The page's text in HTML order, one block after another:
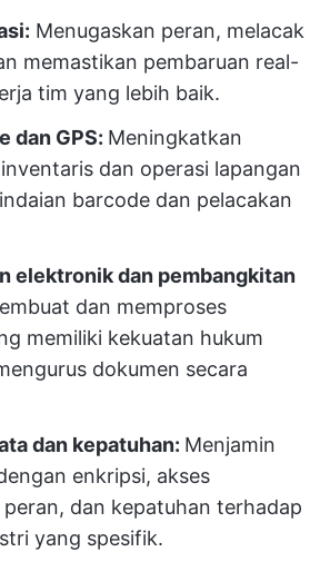
Menugaskan peran, melacak
memastikan pembaruan real-
tim yang lebih baik.
dan GPS: Meningkatkan
dan operasi lapangan
barcode dan pelacakan
elektronik dan pembangkitan
dan memproses
memiliki kekuatan hukum
dokumen secara
dan kepatuhan: Menjamin
enkripsi, akses
dan kepatuhan terhadap
yang spesifik.